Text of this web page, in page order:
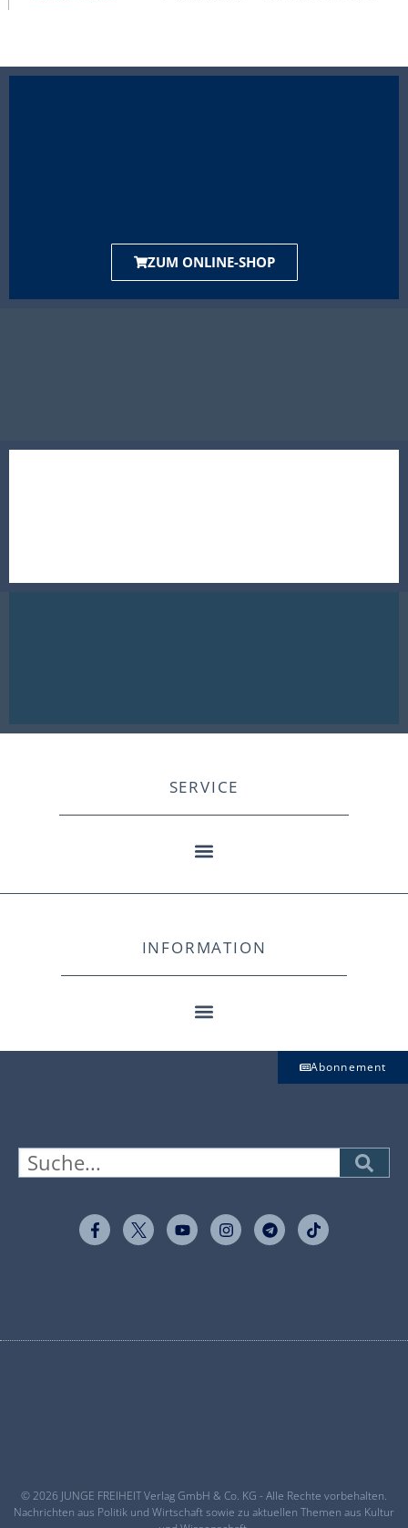
ZUM ONLINE-SHOP
SERVICE
INFORMATION
Abonnement
© 2026 JUNGE FREIHEIT Verlag GmbH & Co. KG - Alle Rechte vorbehalten.
Nachrichten aus Politik und Wirtschaft sowie zu aktuellen Themen aus Kultur